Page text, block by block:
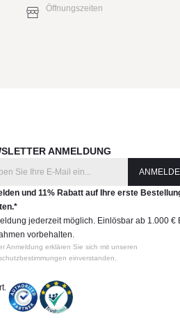
Öffnungszeiten
ANMELDUNG
und 11% Rabatt auf Ihre erste
jederzeit möglich. Einlösbar ab 1.000 €
vorbehalten.
Anmeldung erklären Sie sich mit unseren
einverstanden.